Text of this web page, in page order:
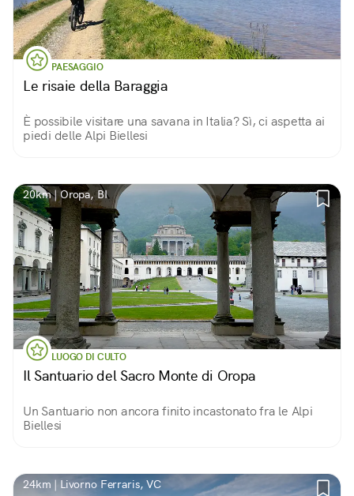
PAESAGGIO
Le risaie della Baraggia
È possibile visitare una savana in Italia? Sì, ci aspetta ai
piedi delle Alpi Biellesi
20km | Oropa, BI
LUOGO DI CULTO
Il Santuario del Sacro Monte di Oropa
Un Santuario non ancora finito incastonato fra le Alpi
Biellesi
24km | Livorno Ferraris, VC